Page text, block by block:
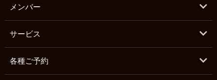
メンバー
サービス
各種ご予約